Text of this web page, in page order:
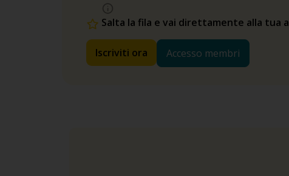
Salta la fila e vai direttamente alla tua
Iscriviti ora Accesso membri